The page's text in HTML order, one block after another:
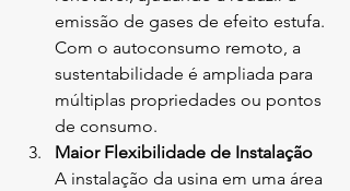
emissão de gases de efeito estufa.
Com o autoconsumo remoto, a
sustentabilidade é ampliada para
múltiplas propriedades ou pontos
de consumo.
Maior Flexibilidade de Instalação
A instalação da usina em uma área